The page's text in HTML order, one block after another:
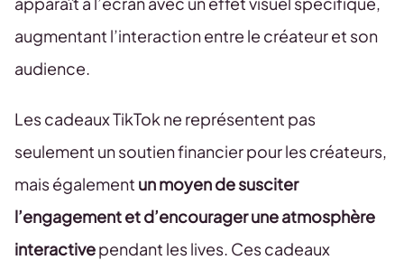
augmentant l’interaction entre le créateur et son
audience.
Les cadeaux TikTok ne représentent pas
seulement un soutien financier pour les créateurs,
mais également un moyen de susciter
l’engagement et d’encourager une atmosphère
interactivependant les lives. Ces cadeaux